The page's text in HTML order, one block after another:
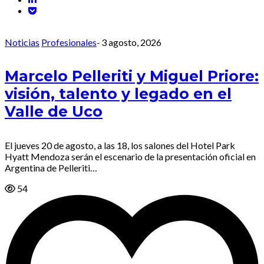
Noticias Profesionales- 3 agosto, 2026
Marcelo Pelleriti y Miguel Priore:
visión, talento y legado en el
Valle de Uco
El jueves 20 de agosto, a las 18, los salones del Hotel Park
Hyatt Mendoza serán el escenario de la presentación oficial en
Argentina de Pelleriti…
54